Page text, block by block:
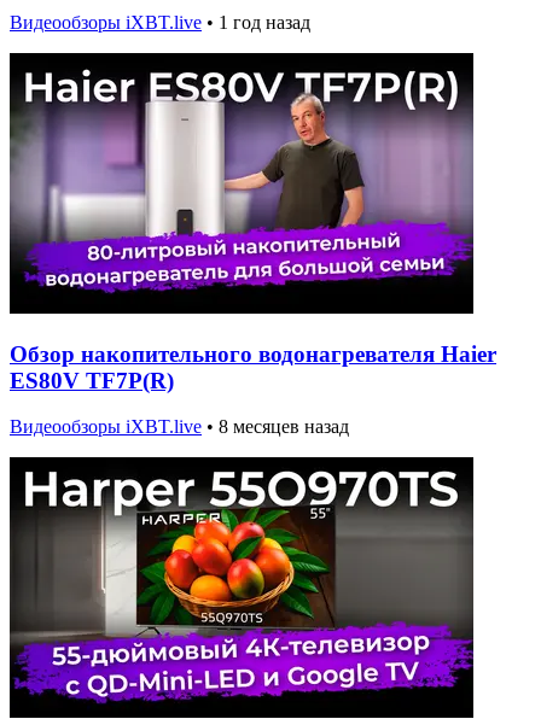
Видеообзоры iXBT.live • 1 год назад
Обзор накопительного водонагревателя Haier
ES80V TF7P(R)
Видеообзоры iXBT.live • 8 месяцев назад